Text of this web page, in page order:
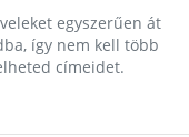
egyszerűen át
így nem kell több
címeidet.